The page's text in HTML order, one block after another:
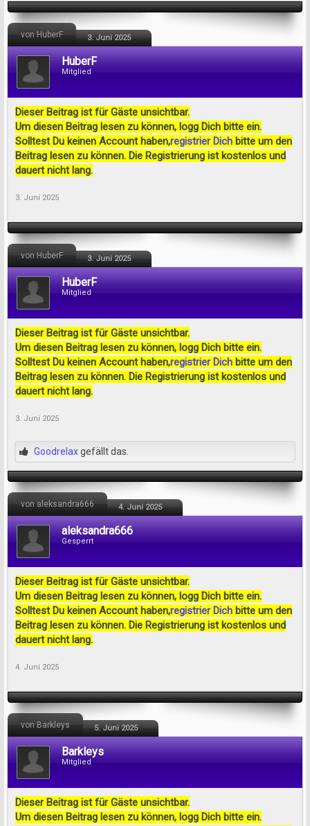
von HuberF 3. Juni 2025
HuberF
Mitglied
Dieser Beitrag ist für Gäste unsichtbar.
Um diesen Beitrag lesen zu können, logg Dich bitte ein.
Solltest Du keinen Account haben,registrier Dich bitte um den
Beitrag lesen zu können. Die Registrierung ist kostenlos und
dauert nicht lang.
3. Juni 2025
von HuberF 3. Juni 2025
HuberF
Mitglied
Dieser Beitrag ist für Gäste unsichtbar.
Um diesen Beitrag lesen zu können, logg Dich bitte ein.
Solltest Du keinen Account haben,registrier Dich bitte um den
Beitrag lesen zu können. Die Registrierung ist kostenlos und
dauert nicht lang.
3. Juni 2025
Goodrelaxgefällt das.
von aleksandra666 4. Juni 2025
aleksandra666
Gesperrt
Dieser Beitrag ist für Gäste unsichtbar.
Um diesen Beitrag lesen zu können, logg Dich bitte ein.
Solltest Du keinen Account haben,registrier Dich bitte um den
Beitrag lesen zu können. Die Registrierung ist kostenlos und
dauert nicht lang.
4. Juni 2025
von Barkleys 5. Juni 2025
Barkleys
Mitglied
Dieser Beitrag ist für Gäste unsichtbar.
Um diesen Beitrag lesen zu können, logg Dich bitte ein.